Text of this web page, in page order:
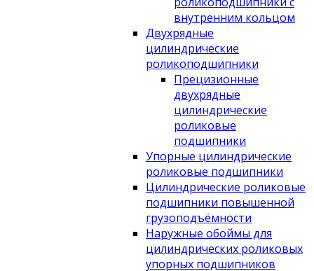
внутренним кольцом
Двухрядные
цилиндрические
роликоподшипники
Прецизионные
двухрядные
цилиндрические
роликовые
подшипники
Упорные цилиндрические
роликовые подшипники
Цилиндрические роликовые
подшипники повышенной
грузоподъёмности
Наружные обоймы для
цилиндрических роликовых
упорных подшипников